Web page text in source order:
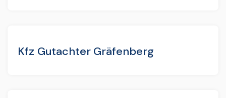
Kfz Gutachter Gräfenberg